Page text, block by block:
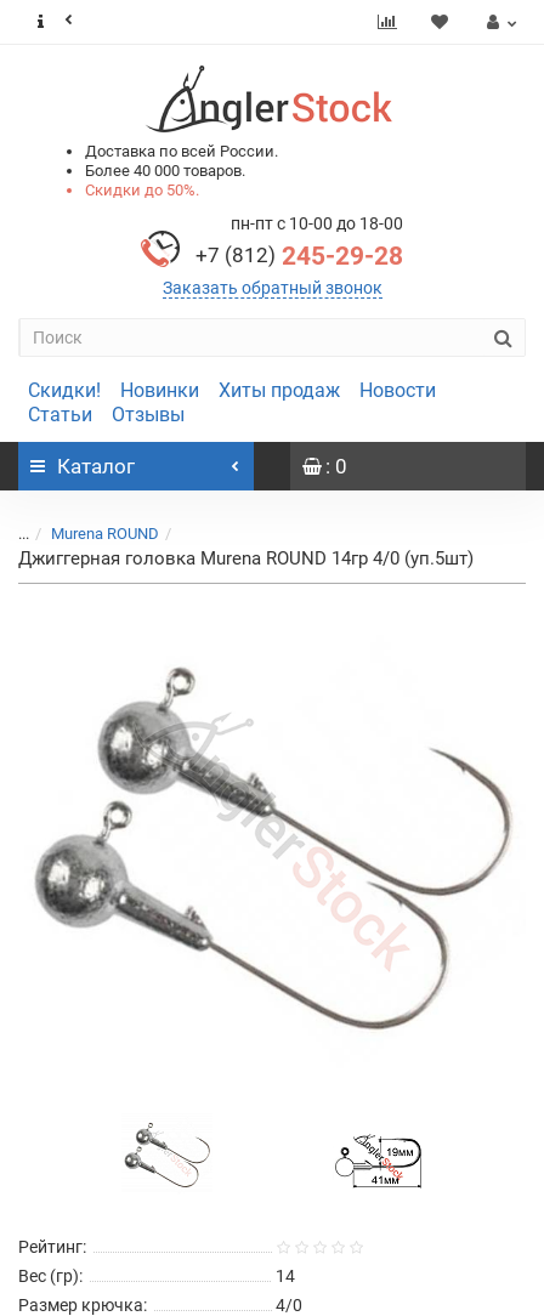
Доставка по всей России.
Более 40 000 товаров.
Скидки до 50%.
пн-пт с 10-00 до 18-00
+7 (812) 245-29-28
Заказать обратный звонок
Скидки! Новинки Хиты продаж
Новости
Статьи
Отзывы
Каталог : 0
... Murena ROUND
Джиггерная головка Murena ROUND 14гр 4/0 (уп.5шт)
Рейтинг:
Вес (гр):
14
Размер крючка:
4/0